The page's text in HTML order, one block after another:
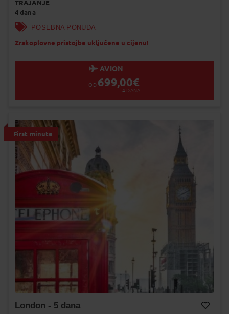
dinamiku prodaje.
TRAJANJE
4 dana
POSEBNA PONUDA
Zrakoplovne pristojbe uključene u cijenu!
AVION
OD 699,00€
4 DANA
First minute
London - 5 dana